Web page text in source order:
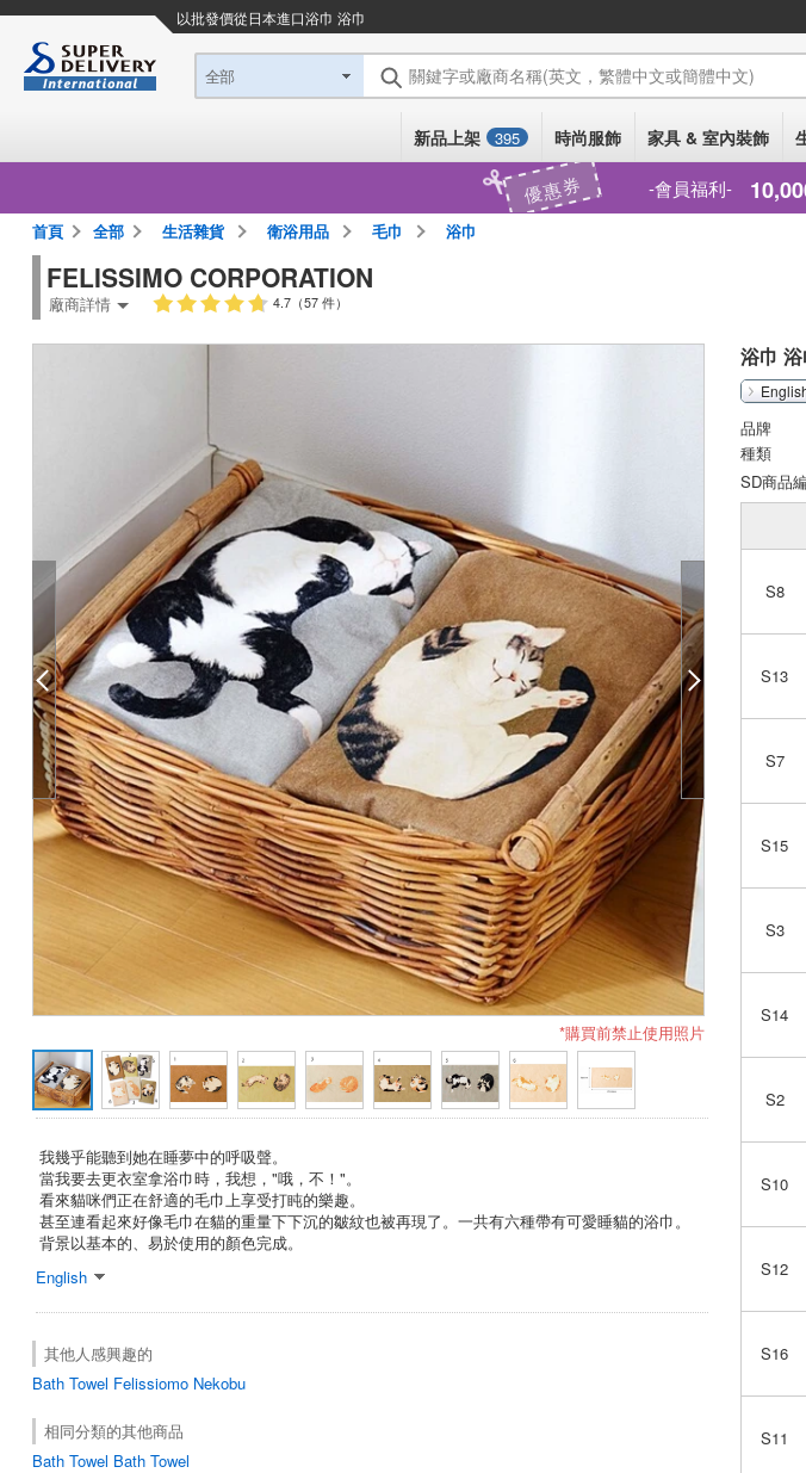
以批發價從日本進口浴巾 浴巾
全部 關鍵字或廠商名稱(英文，繁體中文或簡體中文)
新品上架 395 時尚服飾 家具 & 室內裝飾
優惠券 會員福利
首頁 全部 生活雜貨 衛浴用品 毛巾 浴巾
FELISSIMO CORPORATION
廠商詳情 4.7（57 件）
*購買前禁止使用照片
我幾乎能聽到她在睡夢中的呼吸聲。
當我要去更衣室拿浴巾時，我想，"哦，不！"。
看來貓咪們正在舒適的毛巾上享受打盹的樂趣。
甚至連看起來好像毛巾在貓的重量下下沉的皺紋也被再現了。一共有六種帶有可愛睡貓的浴巾。
背景以基本的、易於使用的顏色完成。
English
其他人感興趣的
Bath Towel Felissiomo Nekobu
相同分類的其他商品
Bath Towel Bath Towel
浴巾 浴
品牌
種類
SD商品
S8
S13
S7
S15
S3
S14
S2
S10
S12
S16
S11